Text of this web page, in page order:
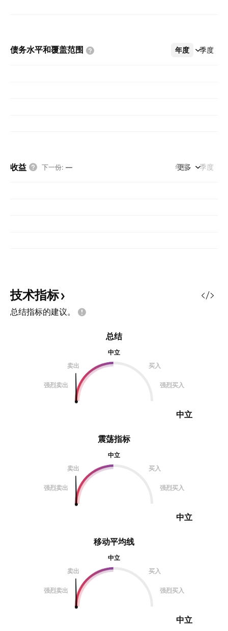
债务水平和覆盖范围 年度 季度
更多
收益 下一份: — 年度 季度
更多
技术指标
总结指标的建议。
震荡指标
中立
卖出
买入
强烈卖出 强烈买入
中立
总结
中立
卖出
买入
强烈卖出 强烈买入
中立
移动平均线
中立
卖出
买入
强烈卖出 强烈买入
中立